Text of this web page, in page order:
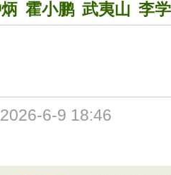
霍小鹏 武夷山 李
2026-6-9 18:46